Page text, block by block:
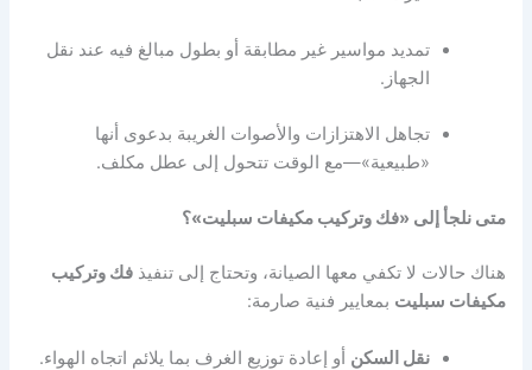
تمديد مواسير غير مطابقة أو بطول مبالغ فيه عند نقل
الجهاز.
تجاهل الاهتزازات والأصوات الغريبة بدعوى أنها
«طبيعية»—مع الوقت تتحول إلى عطل مكلف.
متى نلجأ إلى «فك وتركيب مكيفات سبليت»؟
هناك حالات لا تكفي معها الصيانة، وتحتاج إلى تنفيذفك وتركيب
مكيفات سبليت بمعايير فنية صارمة:
نقل السكن أو إعادة توزيع الغرف بما يلائم اتجاه الهواء.